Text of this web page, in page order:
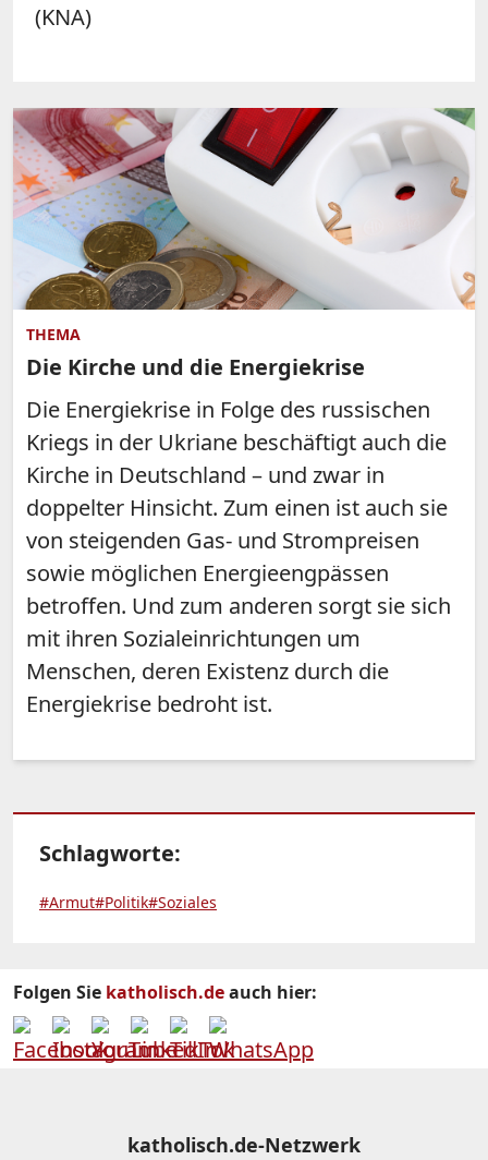
(KNA)
THEMA
Die Kirche und die Energiekrise
Die Energiekrise in Folge des russischen
Kriegs in der Ukriane beschäftigt auch die
Kirche in Deutschland – und zwar in
doppelter Hinsicht. Zum einen ist auch sie
von steigenden Gas- und Strompreisen
sowie möglichen Energieengpässen
betroffen. Und zum anderen sorgt sie sich
mit ihren Sozialeinrichtungen um
Menschen, deren Existenz durch die
Energiekrise bedroht ist.
Schlagworte:
#Armut#Politik#Soziales
Folgen Sie katholisch.deauch hier:
katholisch.de-Netzwerk